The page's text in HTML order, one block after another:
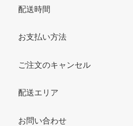
配送時間
お支払い方法
ご注文のキャンセル
配送エリア
お問い合わせ